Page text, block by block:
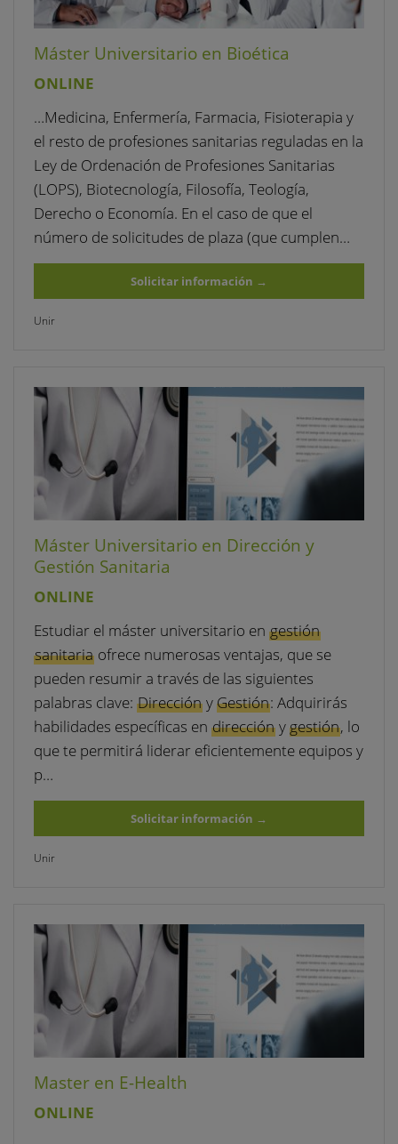
Máster Universitario en Bioética
ONLINE
…Medicina, Enfermería, Farmacia, Fisioterapia y
el resto de profesiones sanitarias reguladas en la
Ley de Ordenación de Profesiones Sanitarias
(LOPS), Biotecnología, Filosofía, Teología,
Derecho o Economía. En el caso de que el
número de solicitudes de plaza (que cumplen…
Solicitar información →
Unir
Máster Universitario en Dirección y
Gestión Sanitaria
ONLINE
Estudiar el máster universitario en gestión
sanitariaofrece numerosas ventajas, que se
pueden resumir a través de las siguientes
palabras clave: DirecciónyGestión: Adquirirás
habilidades específicas en direcciónygestión, lo
que te permitirá liderar eficientemente equipos y
p…
Solicitar información →
Unir
Master en E-Health
ONLINE